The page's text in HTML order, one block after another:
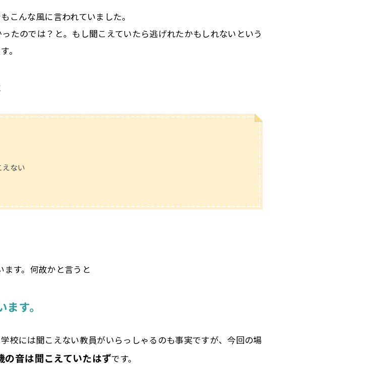
こんな風に言われていました。
たのでは？と。もし聞こえていたら逃げれたかもしれないという
。
えない
す。何故かと言うと
す。
校には聞こえない教員がいらっしゃるのも事実ですが、今回の場
の音は聞こえていたはずです。